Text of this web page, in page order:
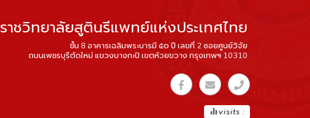
ราชวิทยาลัยสูตินรีแพทย์แห่งประเทศไทย
ชั้น 8 อาคารเฉลิมพระบารมี ๕๐ ปี เลขที่ 2 ซอยศูนย์วิจัย
ถนนเพชรบุรีตัดใหม่ แขวงบางกะปิ เขตห้วยขวาง กรุงเทพฯ 10310
equalizervisits :